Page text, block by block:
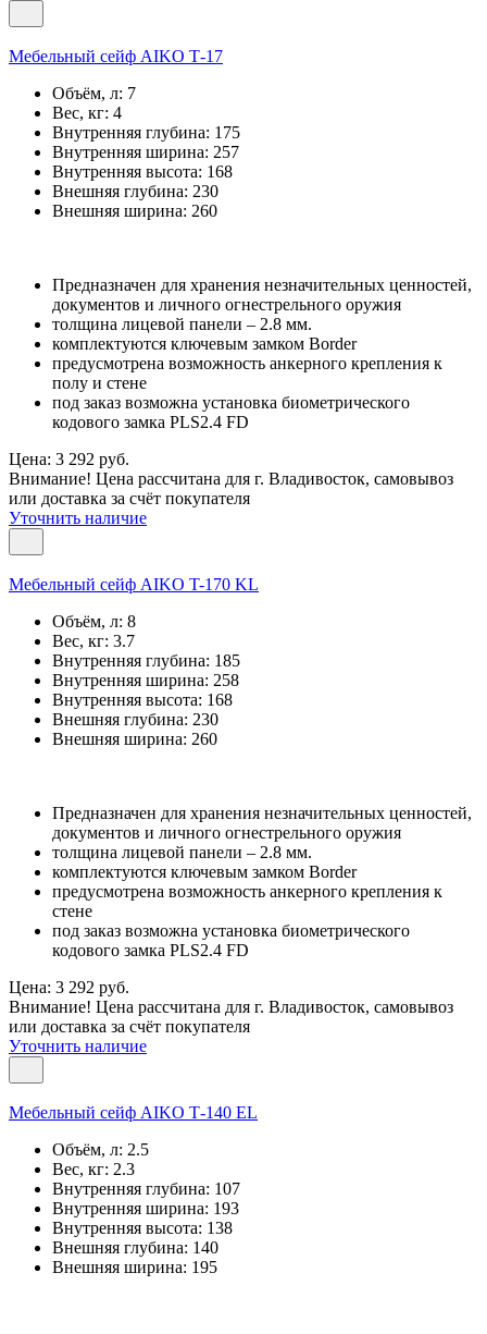
Мебельный сейф AIKO Т-17
Объём, л: 7
Вес, кг: 4
Внутренняя глубина: 175
Внутренняя ширина: 257
Внутренняя высота: 168
Внешняя глубина: 230
Внешняя ширина: 260
Предназначен для хранения незначительных ценностей,
документов и личного огнестрельного оружия
толщина лицевой панели – 2.8 мм.
комплектуются ключевым замком Border
предусмотрена возможность анкерного крепления к
полу и стене
под заказ возможна установка биометрического
кодового замка PLS2.4 FD
Цена: 3 292 руб.
Внимание! Цена рассчитана для г. Владивосток, самовывоз
или доставка за счёт покупателя
Уточнить наличие
Мебельный сейф AIKO T-170 KL
Объём, л: 8
Вес, кг: 3.7
Внутренняя глубина: 185
Внутренняя ширина: 258
Внутренняя высота: 168
Внешняя глубина: 230
Внешняя ширина: 260
Предназначен для хранения незначительных ценностей,
документов и личного огнестрельного оружия
толщина лицевой панели – 2.8 мм.
комплектуются ключевым замком Border
предусмотрена возможность анкерного крепления к
стене
под заказ возможна установка биометрического
кодового замка PLS2.4 FD
Цена: 3 292 руб.
Внимание! Цена рассчитана для г. Владивосток, самовывоз
или доставка за счёт покупателя
Уточнить наличие
Мебельный сейф AIKO Т-140 EL
Объём, л: 2.5
Вес, кг: 2.3
Внутренняя глубина: 107
Внутренняя ширина: 193
Внутренняя высота: 138
Внешняя глубина: 140
Внешняя ширина: 195